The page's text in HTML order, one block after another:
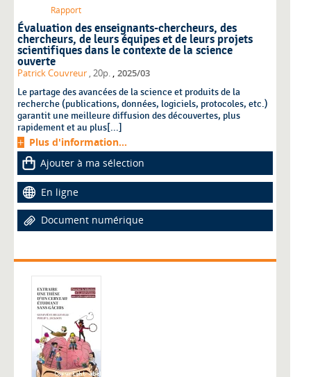
Rapport
Évaluation des enseignants-chercheurs, des
chercheurs, de leurs équipes et de leurs projets
scientifiques dans le contexte de la science
ouverte
Patrick Couvreur , 20p. , 2025/03
Le partage des avancées de la science et produits de la
recherche (publications, données, logiciels, protocoles, etc.)
garantit une meilleure diffusion des découvertes, plus
rapidement et au plus[...]
Plus d'information...
Ajouter à ma sélection
En ligne
Document numérique